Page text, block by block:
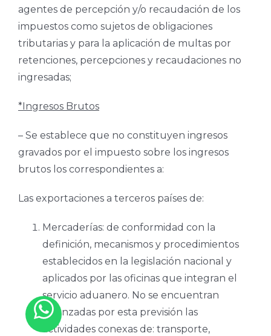
agentes de percepción y/o recaudación de los
impuestos como sujetos de obligaciones
tributarias y para la aplicación de multas por
retenciones, percepciones y recaudaciones no
ingresadas;
*Ingresos Brutos
– Se establece que no constituyen ingresos
gravados por el impuesto sobre los ingresos
brutos los correspondientes a:
Las exportaciones a terceros países de:
Mercaderías: de conformidad con la
definición, mecanismos y procedimientos
establecidos en la legislación nacional y
aplicados por las oficinas que integran el
servicio aduanero. No se encuentran
alcanzadas por esta previsión las
actividades conexas de: transporte,